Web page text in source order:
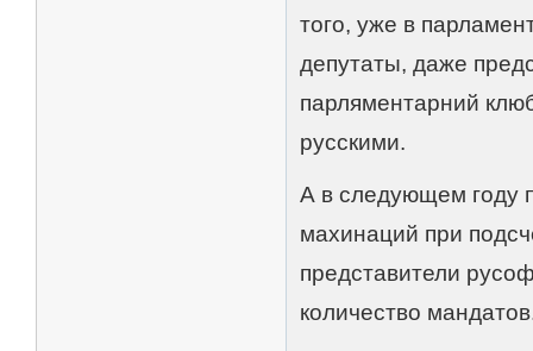
того, уже в
депутаты, даже
парляментарний
русскими.
А в следующем году
махинаций при
представители
количество